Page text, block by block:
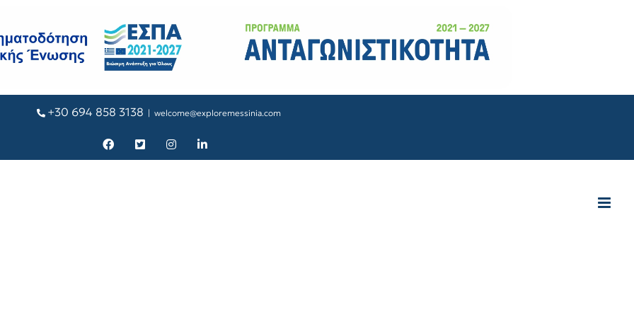
+30 694 858 3138 | welcome@exploremessinia.com
Facebook
X InstagramLinkedIn